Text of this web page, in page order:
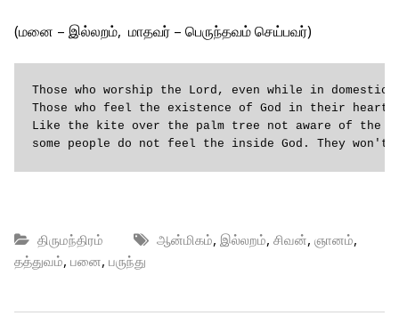
(மனை – இல்லறம், மாதவர் – பெருந்தவம் செய்பவர்)
Those who worship the Lord, even while in
Those who feel the existence of God in their
Like the kite over the palm tree not aware of
some people do not feel the inside God. They
திருமந்திரம் ஆன்மிகம், இல்லறம், சிவன், ஞானம்,
தத்துவம், பனை, பருந்து